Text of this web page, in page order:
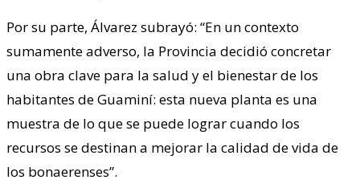
Por su parte, Álvarez subrayó: “En un contexto
sumamente adverso, la Provincia decidió concretar
una obra clave para la salud y el bienestar de los
habitantes de Guaminí: esta nueva planta es una
muestra de lo que se puede lograr cuando los
recursos se destinan a mejorar la calidad de vida de
los bonaerenses”.